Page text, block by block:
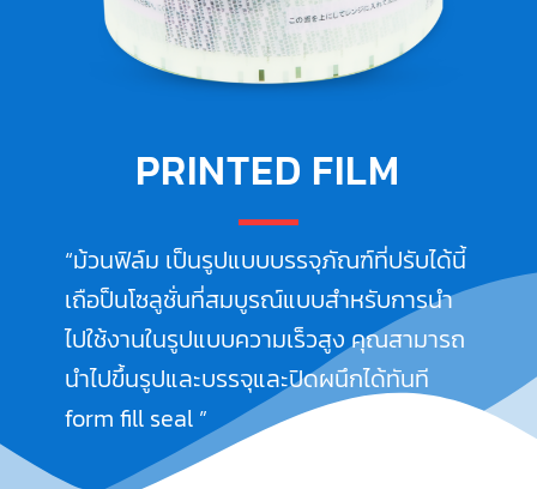
PRINTED FILM
“ม้วนฟิล์ม เป็นรูปแบบบรรจุภัณฑ์ที่ปรับได้นี้
เถือป็นโซลูชั่นที่สมบูรณ์แบบสำหรับการนำ
ไปใช้งานในรูปแบบความเร็วสูง คุณสามารถ
นำไปขึ้นรูปและบรรจุและปิดผนึกได้ทันที
form fill seal ”